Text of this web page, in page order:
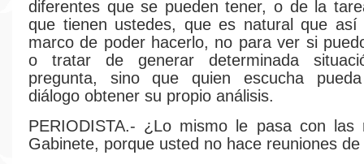
diferentes que se pueden tener, o de la
que tienen ustedes, que es natural que así
marco de poder hacerlo, no para ver si
o tratar de generar determinada
pregunta, sino que quien escucha
diálogo obtener su propio análisis.
PERIODISTA.- ¿Lo mismo le pasa con las
Gabinete, porque usted no hace reuniones